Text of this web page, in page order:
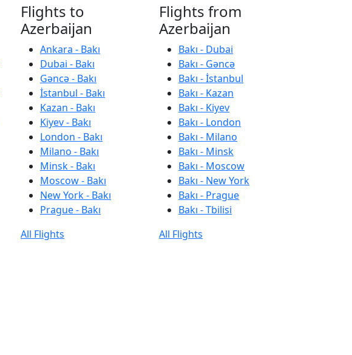
Flights to
Azerbaijan
Ankara - Bakı
Dubai - Bakı
Gəncə - Bakı
İstanbul - Bakı
Kazan - Bakı
Kiyev - Bakı
London - Bakı
Milano - Bakı
Minsk - Bakı
Moscow - Bakı
New York - Bakı
Prague - Bakı
All Flights
Flights from
Azerbaijan
Bakı - Dubai
Bakı - Gəncə
Bakı - İstanbul
Bakı - Kazan
Bakı - Kiyev
Bakı - London
Bakı - Milano
Bakı - Minsk
Bakı - Moscow
Bakı - New York
Bakı - Prague
Bakı - Tbilisi
All Flights